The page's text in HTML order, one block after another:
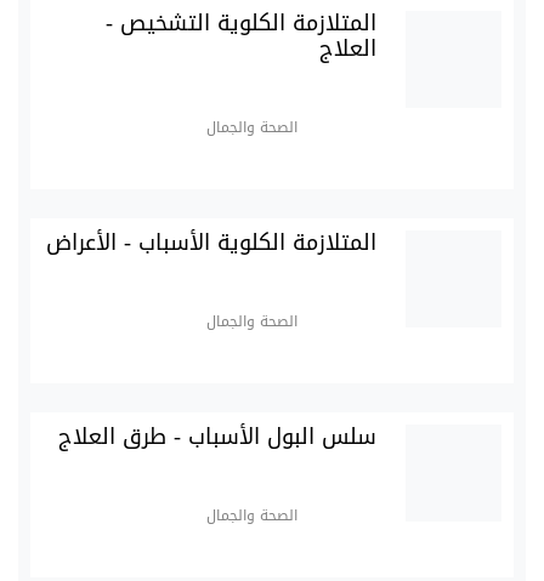
المتلازمة الكلوية التشخيص -
العلاج
الصحة والجمال
المتلازمة الكلوية الأسباب - الأعراض
الصحة والجمال
سلس البول الأسباب - طرق العلاج
الصحة والجمال